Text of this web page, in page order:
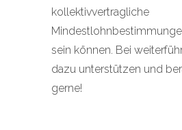
kollektivvertragliche
sein können. Bei
dazu unterstützen und
gerne!